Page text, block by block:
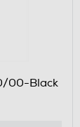
00-Black